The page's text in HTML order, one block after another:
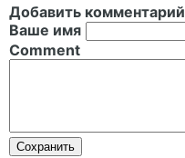
Добавить комментарий
Ваше имя
Comment